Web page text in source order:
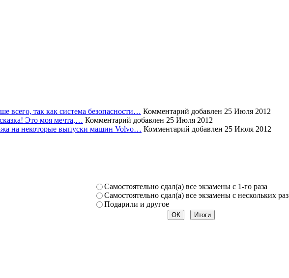
всего, так как система безопасности… Комментарий добавлен 25 Июля 2012
Это моя мечта,… Комментарий добавлен 25 Июля 2012
на некоторые выпуски машин Volvo… Комментарий добавлен 25 Июля 2012
Самостоя­тельно сдал(а) все экзамены­ с 1-го раза
Самостоя­тельно сдал(а) все экзамены­ с нескольк­их раз
Подарили­ и другое